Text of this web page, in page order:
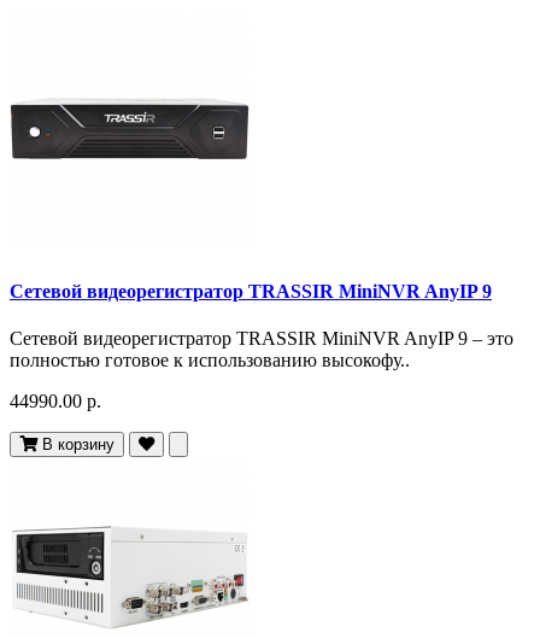
Сетевой видеорегистратор TRASSIR MiniNVR AnyIP 9
Сетевой видеорегистратор TRASSIR MiniNVR AnyIP 9 – это
полностью готовое к использованию высокофу..
44990.00 р.
В корзину